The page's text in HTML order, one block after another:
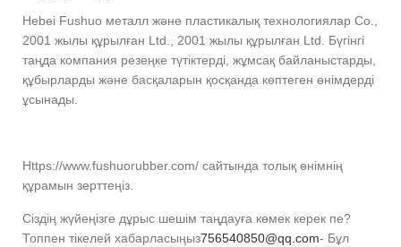
Hebei Fushuo металл және пластикалық технологиялар Co.,
2001 жылы құрылған Ltd., 2001 жылы құрылған Ltd. Бүгінгі
таңда компания резеңке түтіктерді, жұмсақ байланыстарды,
құбырларды және басқаларын қосқанда көптеген өнімдерді
ұсынады.
Https://www.fushuorubber.com/ сайтында толық өнімнің
құрамын зерттеңіз.
Сіздің жүйеңізге дұрыс шешім таңдауға көмек керек пе?
Топпен тікелей хабарласыңыз756540850@qq.com- Бұл